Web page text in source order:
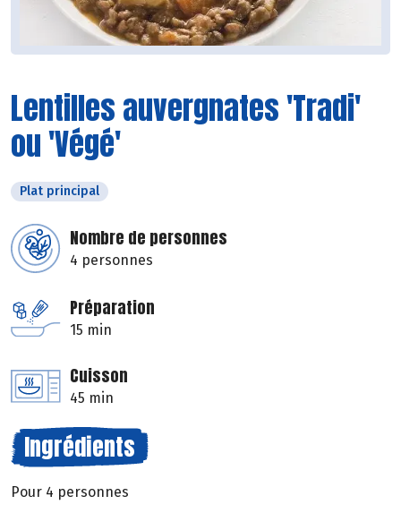
Lentilles auvergnates 'Tradi'
ou 'Végé'
Plat principal
Nombre de personnes
4 personnes
Préparation
15 min
Cuisson
45 min
Ingrédients
Pour 4 personnes